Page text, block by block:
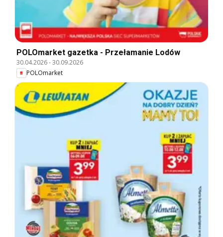
POLOmarket gazetka - Przełamanie Lodów
30.04.2026-30.09.2026
POLOmarket